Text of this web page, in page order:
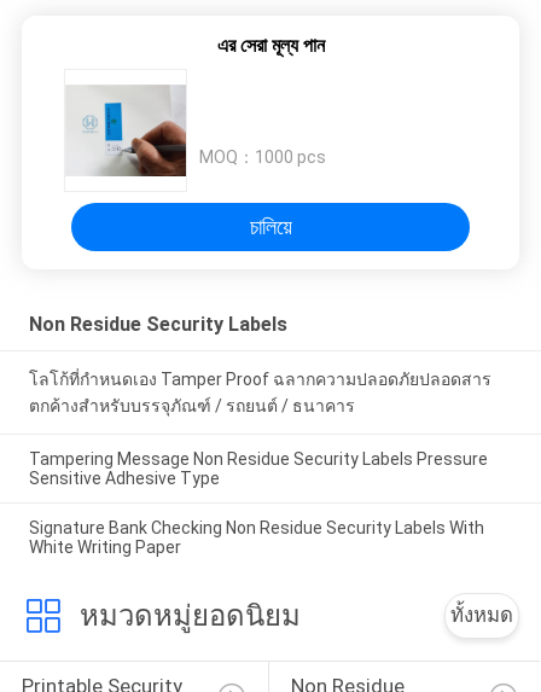
এর সেরা মূল্য পান
MOQ： 1000 pcs
চালিয়ে
Non Residue Security Labels
โลโก้ที่กำหนดเอง Tamper Proof ฉลากความปลอดภัยปลอดสาร
ตกค้างสำหรับบรรจุภัณฑ์ / รถยนต์ / ธนาคาร
Tampering Message Non Residue Security Labels Pressure
Sensitive Adhesive Type
Signature Bank Checking Non Residue Security Labels With
White Writing Paper
หมวดหมู่ยอดนิยม ทั้งหมด
Printable Security Non Residue